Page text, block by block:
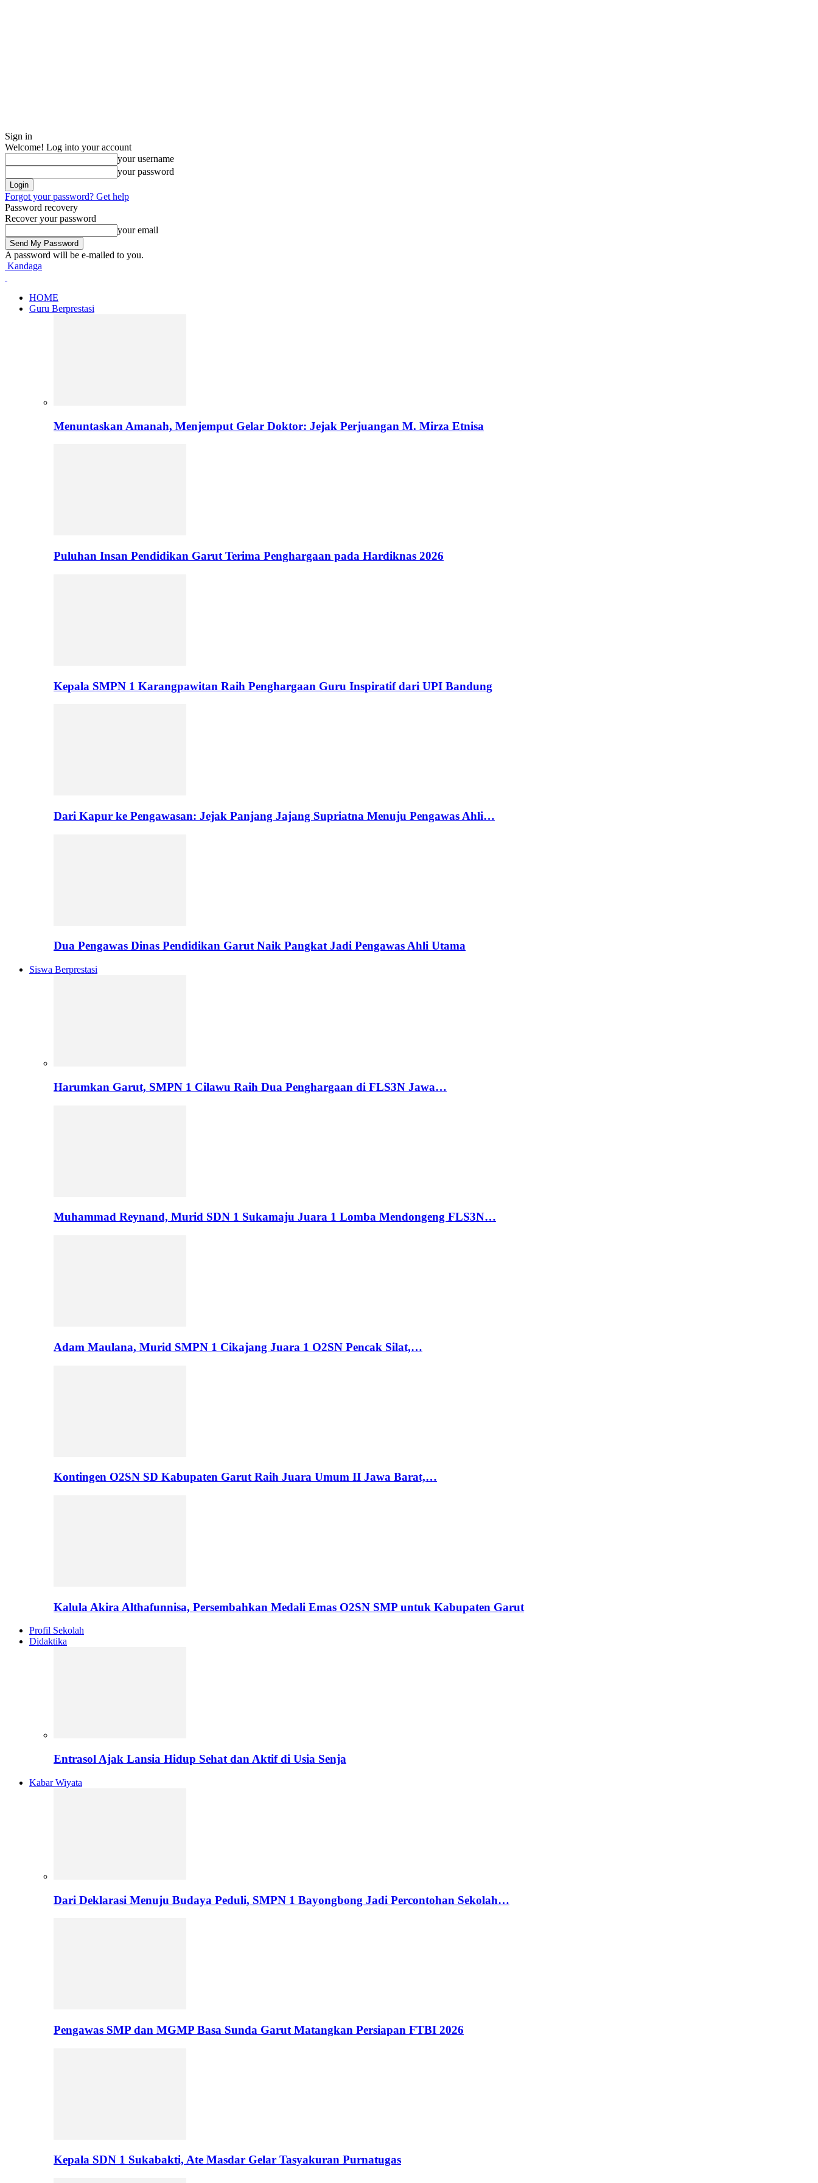
Sign in
Welcome! Log into your account
your username
your password
Forgot your password? Get help
Password recovery
Recover your password
your email
A password will be e-mailed to you.
Kandaga
HOME
Guru Berprestasi
Menuntaskan Amanah, Menjemput Gelar Doktor: Jejak Perjuangan M. Mirza Etnisa
Puluhan Insan Pendidikan Garut Terima Penghargaan pada Hardiknas 2026
Kepala SMPN 1 Karangpawitan Raih Penghargaan Guru Inspiratif dari UPI Bandung
Dari Kapur ke Pengawasan: Jejak Panjang Jajang Supriatna Menuju Pengawas Ahli…
Dua Pengawas Dinas Pendidikan Garut Naik Pangkat Jadi Pengawas Ahli Utama
Siswa Berprestasi
Harumkan Garut, SMPN 1 Cilawu Raih Dua Penghargaan di FLS3N Jawa…
Muhammad Reynand, Murid SDN 1 Sukamaju Juara 1 Lomba Mendongeng FLS3N…
Adam Maulana, Murid SMPN 1 Cikajang Juara 1 O2SN Pencak Silat,…
Kontingen O2SN SD Kabupaten Garut Raih Juara Umum II Jawa Barat,…
Kalula Akira Althafunnisa, Persembahkan Medali Emas O2SN SMP untuk Kabupaten Garut
Profil Sekolah
Didaktika
Entrasol Ajak Lansia Hidup Sehat dan Aktif di Usia Senja
Kabar Wiyata
Dari Deklarasi Menuju Budaya Peduli, SMPN 1 Bayongbong Jadi Percontohan Sekolah…
Pengawas SMP dan MGMP Basa Sunda Garut Matangkan Persiapan FTBI 2026
Kepala SDN 1 Sukabakti, Ate Masdar Gelar Tasyakuran Purnatugas